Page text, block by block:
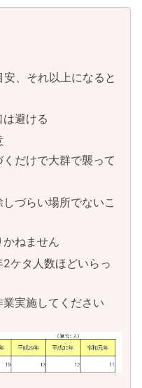
、それ以上になると
避ける
だけで大群で襲って
づらい場所でないこ
ねません
ケタ人数ほどいらっ
実施してください